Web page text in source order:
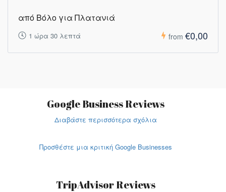
από Βόλο για Πλατανιά
1 ώρα 30 λεπτά from €0,00
Google Business Reviews
Διαβάστε περισσότερα σχόλια
Προσθέστε μια κριτική Google Businesses
TripAdvisor Reviews